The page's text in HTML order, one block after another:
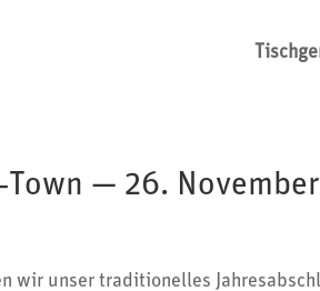
— 26.
wir unser tradi­tio­nelles